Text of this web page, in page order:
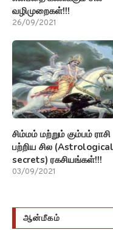
வழிமுறைகள்!!!
26/09/2021
சிம்மம் மற்றும் கும்பம் ராசி
பற்றிய சில (Astrological
secrets) ரகசியங்கள்!!!
03/09/2021
ஆன்மீகம்